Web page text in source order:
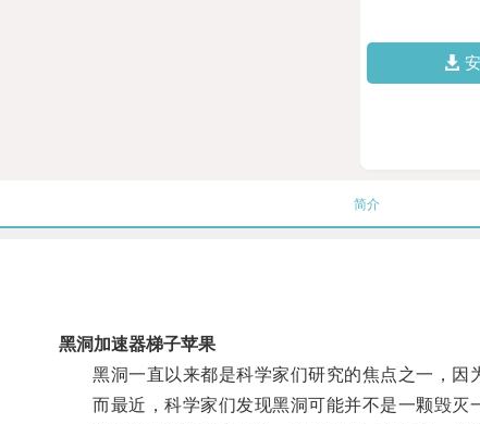
简介
黑洞加速器梯子苹果
黑洞一直以来都是科学家们研究的焦点之一，因
而最近，科学家们发现黑洞可能并不是一颗毁灭